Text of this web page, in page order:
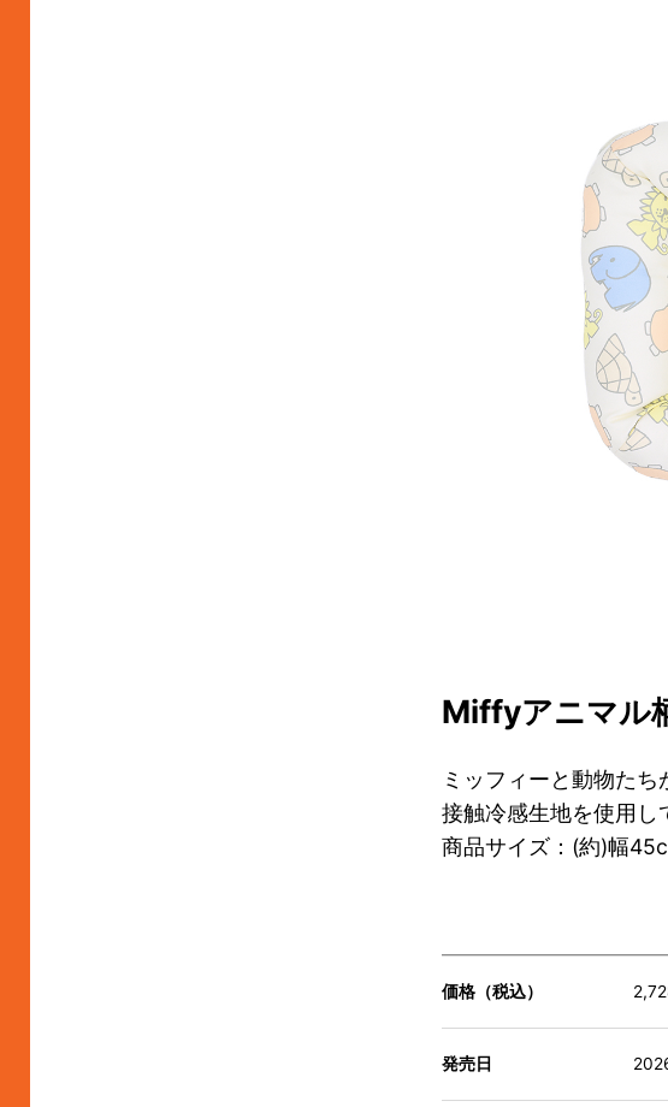
Miffyアニマル
ミッフィーと動物たち
接触冷感生地を使用し
商品サイズ：(約)幅
価格（税込）
発売日